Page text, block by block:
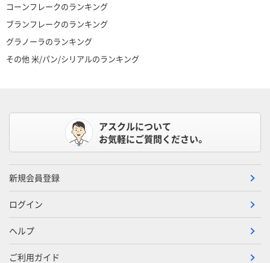
コーンフレークのランキング
ブランフレークのランキング
グラノーラのランキング
その他 米/パン/シリアルのランキング
アスクルについて
お気軽にご質問ください。
新規会員登録
ログイン
ヘルプ
ご利用ガイド